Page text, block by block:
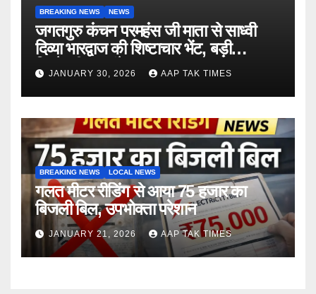
BREAKING NEWS NEWS
जगतगुरु कंचन परमहंस जी माता से साध्वी
दिव्या भारद्वाज की शिष्टाचार भेंट, बड़ी
जिम्मेदारी का संकेत
JANUARY 30, 2026 AAP TAK TIMES
BREAKING NEWS LOCAL NEWS
गलत मीटर रीडिंग से आया 75 हजार का
बिजली बिल, उपभोक्ता परेशान
JANUARY 21, 2026 AAP TAK TIMES